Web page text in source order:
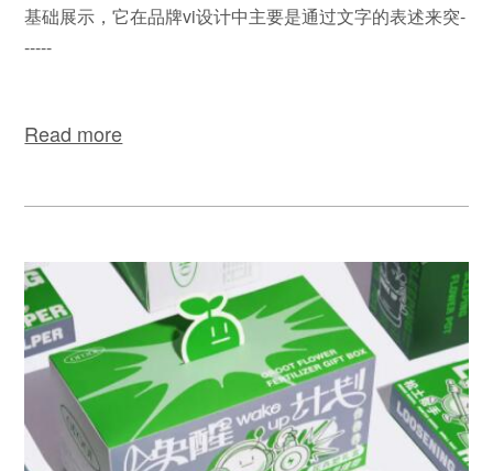
基础展示，它在品牌vi设计中主要是通过文字的表述来突-
-----
Read more